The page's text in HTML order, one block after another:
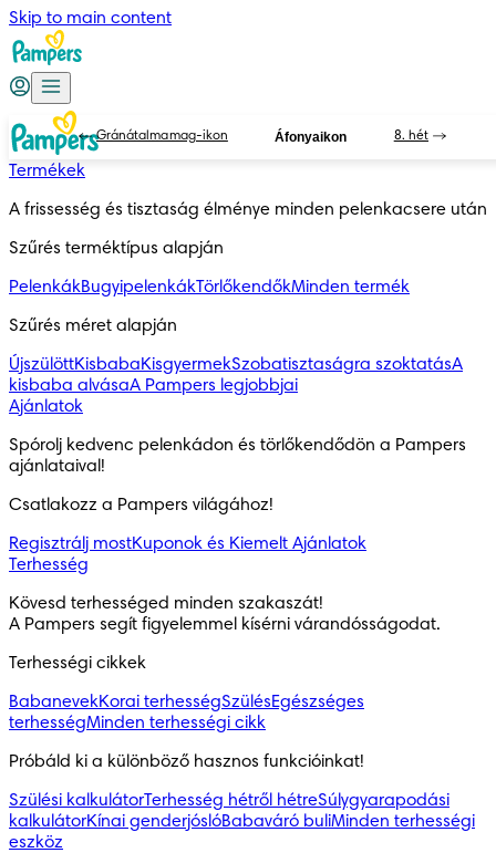
Skip to main content
Termékek
A frissesség és tisztaság élménye minden pelenkacsere után
Szűrés terméktípus alapján
PelenkákBugyipelenkákTörlőkendőkMinden termék
Szűrés méret alapján
ÚjszülöttKisbabaKisgyermekSzobatisztaságra szoktatásA
kisbaba alvásaA Pampers legjobbjai
Ajánlatok
Spórolj kedvenc pelenkádon és törlőkendődön a Pampers
ajánlataival!
Csatlakozz a Pampers világához!
Regisztrálj mostKuponok és Kiemelt Ajánlatok
Terhesség
Kövesd terhességed minden szakaszát!
A Pampers segít figyelemmel kísérni várandósságodat.
Terhességi cikkek
BabanevekKorai terhességSzülésEgészséges
terhességMinden terhességi cikk
Próbáld ki a különböző hasznos funkcióinkat!
Szülési kalkulátorTerhesség hétről hétreSúlygyarapodási
kalkulátorKínai genderjóslóBabaváró buliMinden terhességi
eszköz
Gránátalmamag-ikon Áfonyaikon 8. hét